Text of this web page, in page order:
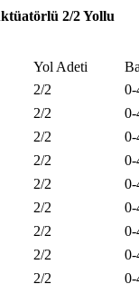
2/2 Yollu
Yol Adeti
2/2
0-
2/2
0-
2/2
0-
2/2
0-
2/2
0-
2/2
0-
2/2
0-
2/2
0-
2/2 0-